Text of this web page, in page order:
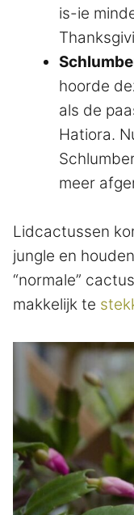
is-ie
hoorde
als de
Hatiora.
meer
Lidcactussen
jungle en
“normale”
makkelijk te